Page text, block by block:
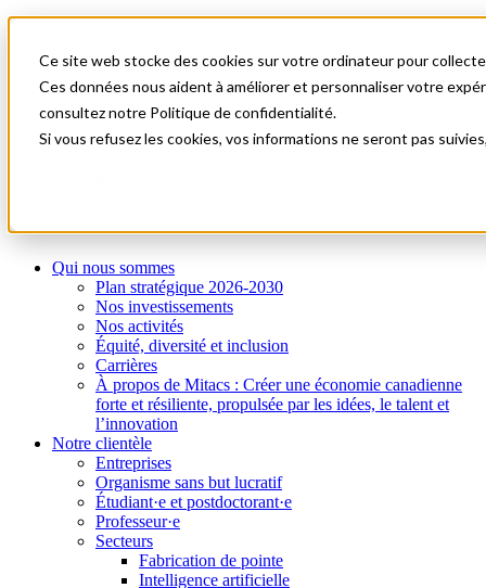
Ce site web stocke des cookies sur votre ordinateur pour
Ces données nous aident à améliorer et personnaliser votre
consultez notre Politique de confidentialité.
Si vous refusez les cookies, vos informations ne seront pas
Nouvelles et événements
English
Commençons!
Qui nous sommes
Plan stratégique 2026-2030
Nos investissements
Nos activités
Équité, diversité et inclusion
Carrières
À propos de Mitacs : Créer une économie canadienne
forte et résiliente, propulsée par les idées, le talent et
l’innovation
Notre clientèle
Entreprises
Organisme sans but lucratif
Étudiant·e et postdoctorant·e
Professeur·e
Secteurs
Fabrication de pointe
Intelligence artificielle